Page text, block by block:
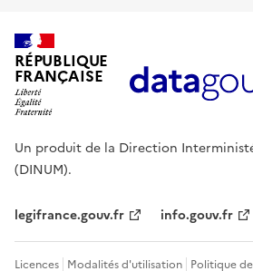
RÉPUBLIQUE
FRANÇAISE
Un produit de la Direction
(DINUM).
legifrance.gouv.fr info.gouv.fr
Licences Modalités d'utilisation Politique